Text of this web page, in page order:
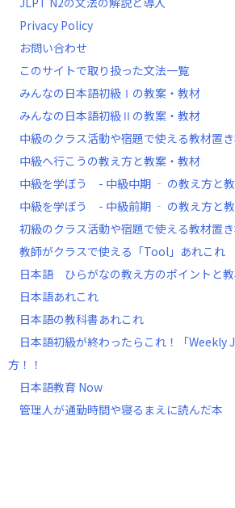
Privacy Policy
お問い合わせ
このサイトで取り扱った文法一覧
みんなの日本語初級Ⅰの教案・教材
みんなの日本語初級Ⅱの教案・教材
中級のクラス活動や宿題で使える教材置
中級へ行こうの教え方と教案・教材
中級を学ぼう - 中級中期 ‐ の教え方と
中級を学ぼう - 中級前期 ‐ の教え方と
初級のクラス活動や宿題で使える教材置
教師がクラスで使える「Tool」あれこれ
日本語 ひらがなの教え方のポイントと
日本語あれこれ
日本語の教科書あれこれ
日本語初級が終わったらこれ！「Weekly
方！！
日本語教育 Now
管理人が通勤時間や寝るまえに読んだ本